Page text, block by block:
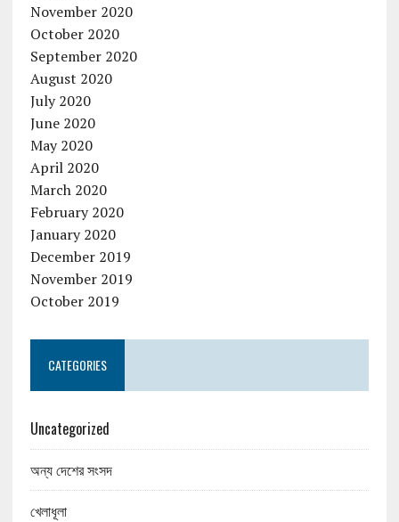
November 2020
October 2020
September 2020
August 2020
July 2020
June 2020
May 2020
April 2020
March 2020
February 2020
January 2020
December 2019
November 2019
October 2019
CATEGORIES
Uncategorized
অন্য দেশের সংসদ
খেলাধূলা